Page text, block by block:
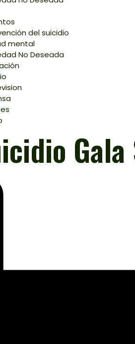
del suicidio
mental
No Deseada